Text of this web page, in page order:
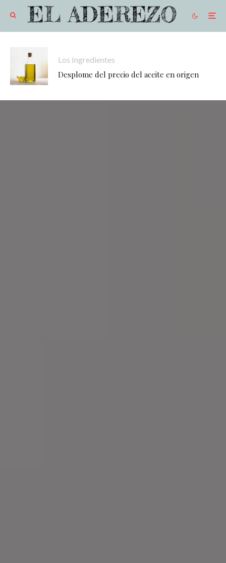
Los Ingredientes
Desplome del precio del aceite en origen